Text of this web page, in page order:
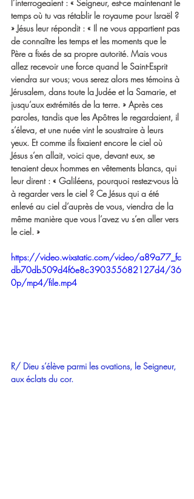
l’interrogeaient : « Seigneur, est-ce maintenant le
temps où tu vas rétablir le royaume pour Israël ?
» Jésus leur répondit : « Il ne vous appartient pas
de connaître les temps et les moments que le
Père a fixés de sa propre autorité. Mais vous
allez recevoir une force quand le Saint-Esprit
viendra sur vous; vous serez alors mes témoins à
Jérusalem, dans toute la Judée et la Samarie, et
jusqu’aux extrémités de la terre. » Après ces
paroles, tandis que les Apôtres le regardaient, il
s’éleva, et une nuée vint le soustraire à leurs
yeux. Et comme ils fixaient encore le ciel où
Jésus s’en allait, voici que, devant eux, se
tenaient deux hommes en vêtements blancs, qui
leur dirent : « Galiléens, pourquoi restez-vous là
à regarder vers le ciel ? Ce Jésus qui a été
enlevé au ciel d’auprès de vous, viendra de la
même manière que vous l’avez vu s’en aller vers
le ciel. »
https://video.wixstatic.com/video/a89a77_fc
db70db509d4f6e8c390355682127d4/36
0p/mp4/file.mp4
R/ Dieu s’élève parmi les ovations, le Seigneur,
aux éclats du cor.